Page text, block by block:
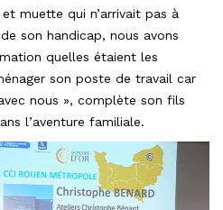
muette qui n’arrivait pas à
son handicap, nous avons
quelles étaient les
son poste de travail car
nous », complète son fils
l’aventure familiale.